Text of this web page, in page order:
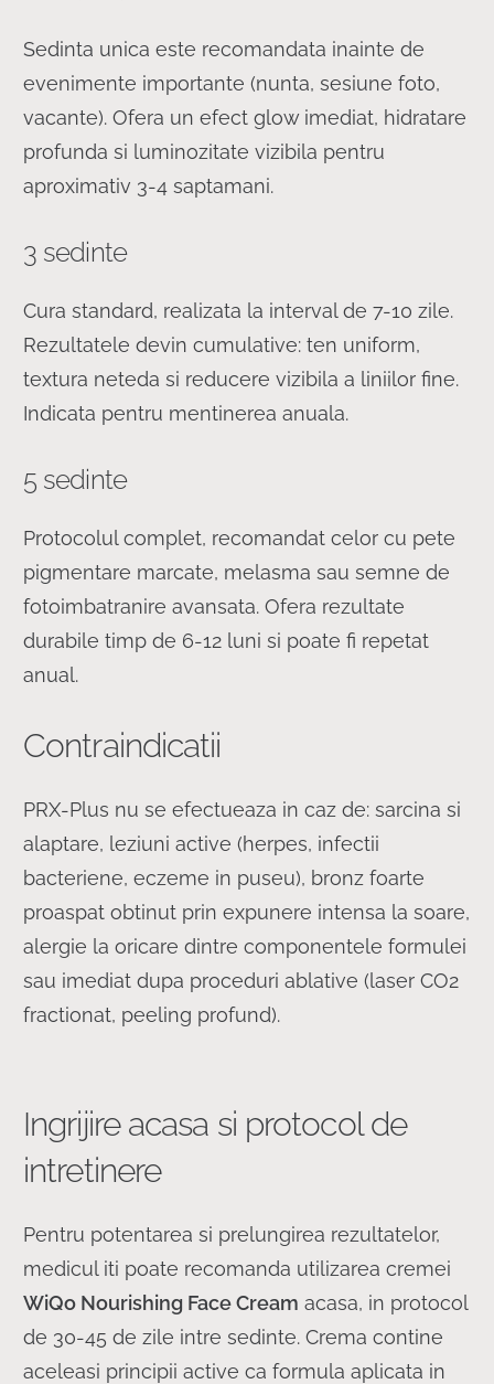
Sedinta unica este recomandata inainte de
evenimente importante (nunta, sesiune foto,
vacante). Ofera un efect glow imediat, hidratare
profunda si luminozitate vizibila pentru
aproximativ 3-4 saptamani.
3 sedinte
Cura standard, realizata la interval de 7-10 zile.
Rezultatele devin cumulative: ten uniform,
textura neteda si reducere vizibila a liniilor fine.
Indicata pentru mentinerea anuala.
5 sedinte
Protocolul complet, recomandat celor cu pete
pigmentare marcate, melasma sau semne de
fotoimbatranire avansata. Ofera rezultate
durabile timp de 6-12 luni si poate fi repetat
anual.
Contraindicatii
PRX-Plus nu se efectueaza in caz de: sarcina si
alaptare, leziuni active (herpes, infectii
bacteriene, eczeme in puseu), bronz foarte
proaspat obtinut prin expunere intensa la soare,
alergie la oricare dintre componentele formulei
sau imediat dupa proceduri ablative (laser CO2
fractionat, peeling profund).
Ingrijire acasa si protocol de
intretinere
Pentru potentarea si prelungirea rezultatelor,
medicul iti poate recomanda utilizarea cremei
WiQo Nourishing Face Cream acasa, in protocol
de 30-45 de zile intre sedinte. Crema contine
aceleasi principii active ca formula aplicata in